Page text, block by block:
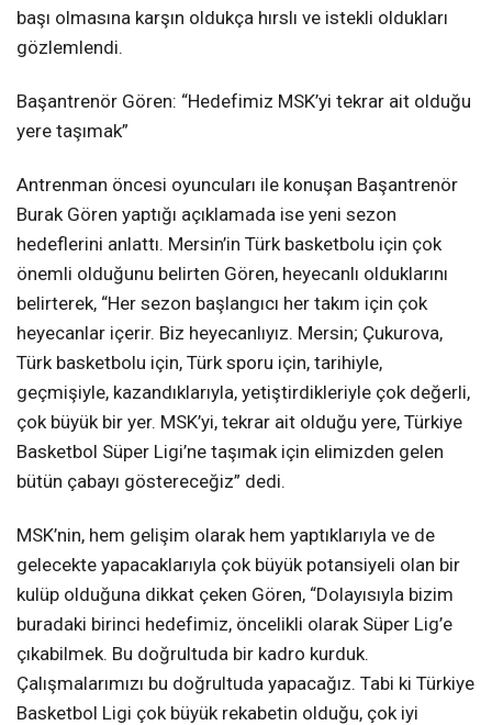
başı olmasına karşın oldukça hırslı ve istekli oldukları
gözlemlendi.
Başantrenör Gören: “Hedefimiz MSK’yi tekrar ait olduğu
yere taşımak”
Antrenman öncesi oyuncuları ile konuşan Başantrenör
Burak Gören yaptığı açıklamada ise yeni sezon
hedeflerini anlattı. Mersin’in Türk basketbolu için çok
önemli olduğunu belirten Gören, heyecanlı olduklarını
belirterek, “Her sezon başlangıcı her takım için çok
heyecanlar içerir. Biz heyecanlıyız. Mersin; Çukurova,
Türk basketbolu için, Türk sporu için, tarihiyle,
geçmişiyle, kazandıklarıyla, yetiştirdikleriyle çok değerli,
çok büyük bir yer. MSK’yi, tekrar ait olduğu yere, Türkiye
Basketbol Süper Ligi’ne taşımak için elimizden gelen
bütün çabayı göstereceğiz” dedi.
MSK’nin, hem gelişim olarak hem yaptıklarıyla ve de
gelecekte yapacaklarıyla çok büyük potansiyeli olan bir
kulüp olduğuna dikkat çeken Gören, “Dolayısıyla bizim
buradaki birinci hedefimiz, öncelikli olarak Süper Lig’e
çıkabilmek. Bu doğrultuda bir kadro kurduk.
Çalışmalarımızı bu doğrultuda yapacağız. Tabi ki Türkiye
Basketbol Ligi çok büyük rekabetin olduğu, çok iyi